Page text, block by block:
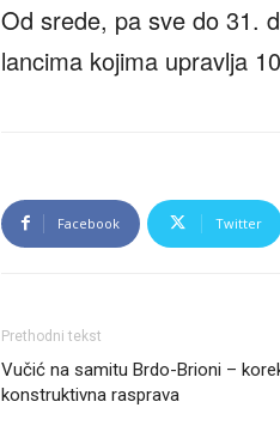
Od srede, pa sve do 31.
lancima kojima upravlja
Facebook Twitter
Prethodni tekst
Vučić na samitu Brdo-Brioni –
konstruktivna rasprava